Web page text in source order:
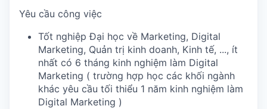
Yêu cầu công việc
Tốt nghiệp Đại học về Marketing, Digital
Marketing, Quản trị kinh doanh, Kinh tế, ..., ít
nhất có 6 tháng kinh nghiệm làm Digital
Marketing ( trường hợp học các khối ngành
khác yêu cầu tối thiểu 1 năm kinh nghiệm làm
Digital Marketing )